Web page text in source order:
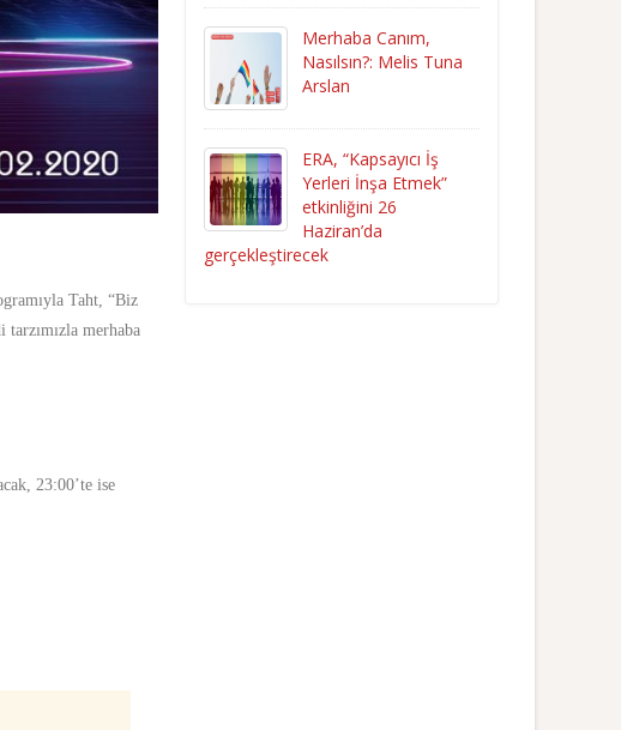
Taht, “Biz
merhaba
23:00’te ise
Merhaba Canım,
Nasılsın?: Melis Tuna
Arslan
ERA, “Kapsayıcı İş
Yerleri İnşa Etmek”
etkinliğini 26
Haziran’da
gerçekleştirecek